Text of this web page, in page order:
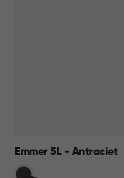
Emmer 5L - Antraciet
Grijs